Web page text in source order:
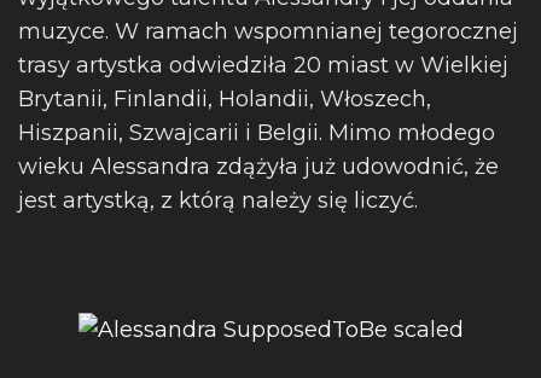
muzyce. W ramach wspomnianej tegorocznej
trasy artystka odwiedziła 20 miast w Wielkiej
Brytanii, Finlandii, Holandii, Włoszech,
Hiszpanii, Szwajcarii i Belgii. Mimo młodego
wieku Alessandra zdążyła już udowodnić, że
jest artystką, z którą należy się liczyć.